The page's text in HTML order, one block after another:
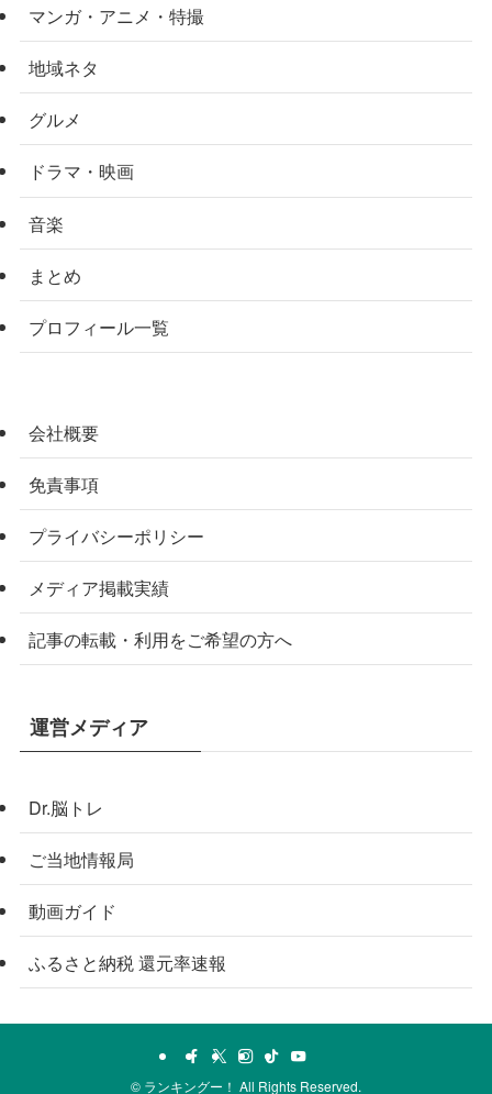
マンガ・アニメ・特撮
地域ネタ
グルメ
ドラマ・映画
音楽
まとめ
プロフィール一覧
会社概要
免責事項
プライバシーポリシー
メディア掲載実績
記事の転載・利用をご希望の方へ
運営メディア
Dr.脳トレ
ご当地情報局
動画ガイド
ふるさと納税 還元率速報
© ランキングー！ All Rights Reserved.